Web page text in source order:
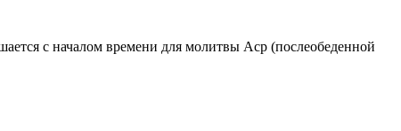
с началом времени для молитвы Аср (послеобеденной